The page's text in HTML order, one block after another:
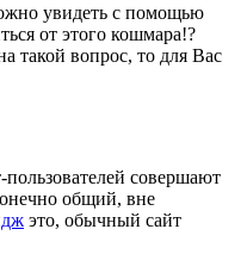
увидеть с помощью
от этого кошмара!?
такой вопрос, то для Вас
совершают
общий, вне
это, обычный сайт